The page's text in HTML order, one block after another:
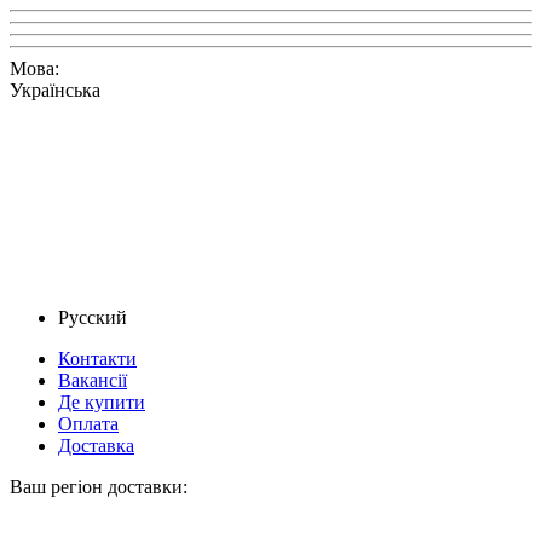
Мова:
Українська
Русский
Контакти
Вакансії
Де купити
Оплата
Доставка
Ваш регіон доставки: